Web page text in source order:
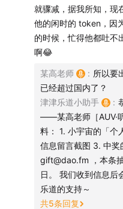
就骤减，据我所知，现
他的闲时的 token，因
的时候，忙得他都吐不
啊😂
某高老师 : 所以要
已经超过国内了？
津津乐道小助手
:
——某高老师［AUV·
料： 1. 小宇宙的「个
信息留言截图 3. 中奖
gift@dao.fm ，本条
日。 我们收到信息后
乐道的支持～
共5条回复